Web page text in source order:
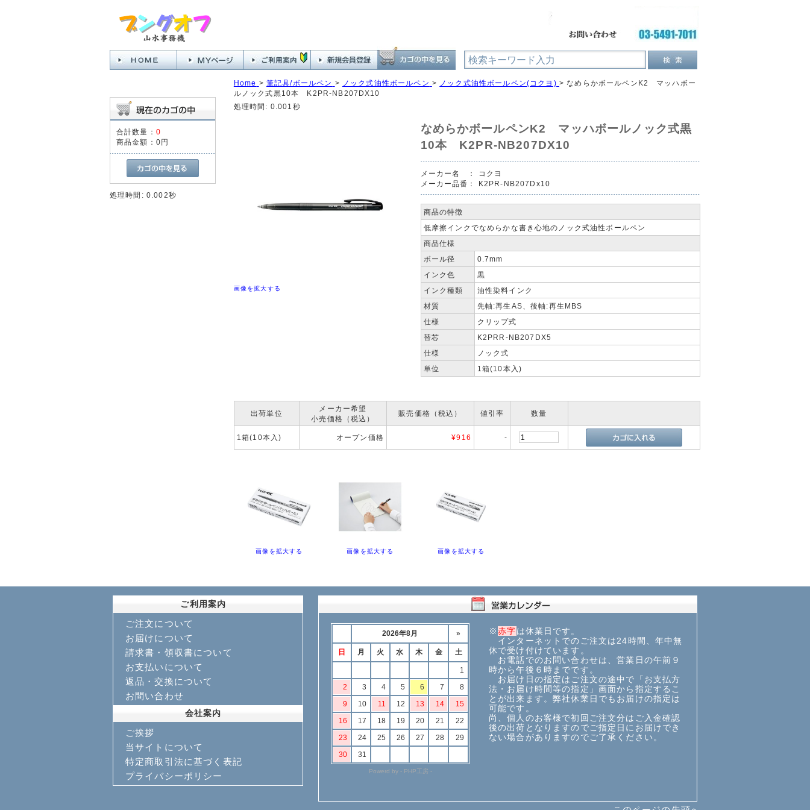
合計数量： 0
商品金額： 0円
処理時間: 0.002秒
Home > 筆記具/ボールペン > ノック式油性ボールペン > ノック式油性ボールペン(コクヨ) >なめらかボールペンK2 マッハボー
ルノック式黒10本 K2PR-NB207DX10
処理時間: 0.001秒
画像を拡大する
なめらかボールペンK2 マッハボールノック式黒
10本 K2PR-NB207DX10
メーカー名 ：
コクヨ
メーカー品番：
K2PR-NB207Dx10
商品の特徴
低摩擦インクでなめらかな書き心地のノック式油性ボールペン
商品仕様
ボール径
0.7mm
インク色
黒
インク種類
油性染料インク
材質
先軸:再生AS、後軸:再生MBS
仕様
クリップ式
替芯
K2PRR-NB207DX5
仕様
ノック式
単位
1箱(10本入)
出荷単位
メーカー希望
小売価格（税込）
販売価格（税込） 値引率 数量
1箱(10本入) オープン価格 ¥916 -
画像を拡大する 画像を拡大する 画像を拡大する
ご利用案内
ご注文について
お届けについて
請求書・領収書について
お支払いについて
返品・交換について
お問い合わせ
会社案内
ご挨拶
当サイトについて
特定商取引法に基づく表記
プライバシーポリシー
※赤字は休業日です。
インターネットでのご注文は24時間、年中無
休で受け付けています。
お電話でのお問い合わせは、営業日の午前９
時から午後６時までです。
お届け日の指定はご注文の途中で「お支払方
法・お届け時間等の指定」画面から指定するこ
とが出来ます。弊社休業日でもお届けの指定は
可能です。
尚、個人のお客様で初回ご注文分はご入金確認
後の出荷となりますのでご指定日にお届けでき
ない場合がありますのでご了承ください。